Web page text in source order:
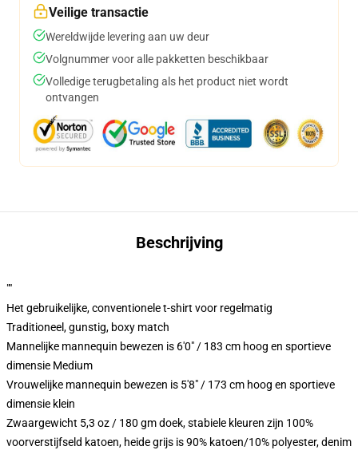
Veilige transactie
Wereldwijde levering aan uw deur
Volgnummer voor alle pakketten beschikbaar
Volledige terugbetaling als het product niet wordt
ontvangen
Beschrijving
""
Het gebruikelijke, conventionele t-shirt voor regelmatig
Traditioneel, gunstig, boxy match
Mannelijke mannequin bewezen is 6'0" / 183 cm hoog en sportieve
dimensie Medium
Vrouwelijke mannequin bewezen is 5'8" / 173 cm hoog en sportieve
dimensie klein
Zwaargewicht 5,3 oz / 180 gm doek, stabiele kleuren zijn 100%
voorverstijfseld katoen, heide grijs is 90% katoen/10% polyester, denim